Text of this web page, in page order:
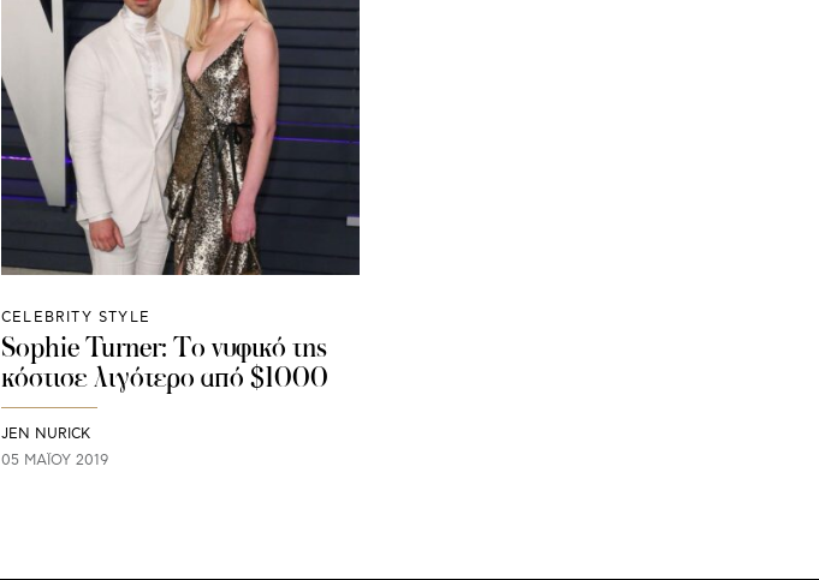
CELEBRITY STYLE
Sophie Turner: Το νυφικό της
κόστισε λιγότερο από $1000
JEN NURICK
05 ΜΑΪ́ΟΥ 2019